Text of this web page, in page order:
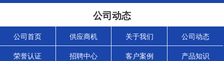
公司动态
公司首页 供应商机 关于我们 公司动态
荣誉认证 招聘中心 客户案例 产品知识